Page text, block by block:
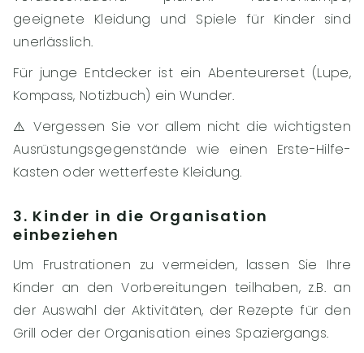
geeignete Kleidung und Spiele für Kinder sind
unerlässlich.
Für junge Entdecker ist ein Abenteurerset (Lupe,
Kompass, Notizbuch) ein Wunder.
⚠️ Vergessen Sie vor allem nicht die wichtigsten
Ausrüstungsgegenstände wie einen Erste-Hilfe-
Kasten oder wetterfeste Kleidung.
3. Kinder in die Organisation
einbeziehen
Um Frustrationen zu vermeiden, lassen Sie Ihre
Kinder an den Vorbereitungen teilhaben, z.B. an
der Auswahl der Aktivitäten, der Rezepte für den
Grill oder der Organisation eines Spaziergangs.